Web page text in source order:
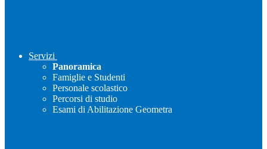
Servizi
Panoramica
Famiglie e Studenti
Personale scolastico
Percorsi di studio
Esami di Abilitazione Geometra